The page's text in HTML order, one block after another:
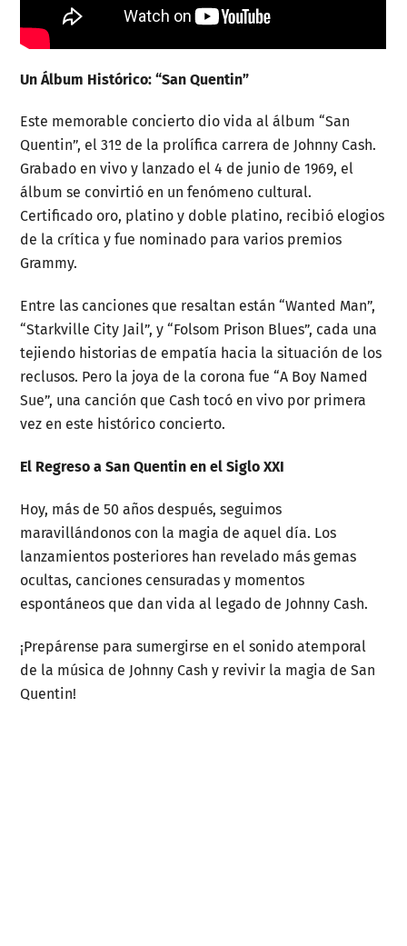
Un Álbum Histórico: “San Quentin”
Este memorable concierto dio vida al álbum “San
Quentin”, el 31º de la prolífica carrera de Johnny Cash.
Grabado en vivo y lanzado el 4 de junio de 1969, el
álbum se convirtió en un fenómeno cultural.
Certificado oro, platino y doble platino, recibió elogios
de la crítica y fue nominado para varios premios
Grammy.
Entre las canciones que resaltan están “Wanted Man”,
“Starkville City Jail”, y “Folsom Prison Blues”, cada una
tejiendo historias de empatía hacia la situación de los
reclusos. Pero la joya de la corona fue “A Boy Named
Sue”, una canción que Cash tocó en vivo por primera
vez en este histórico concierto.
El Regreso a San Quentin en el Siglo XXI
Hoy, más de 50 años después, seguimos
maravillándonos con la magia de aquel día. Los
lanzamientos posteriores han revelado más gemas
ocultas, canciones censuradas y momentos
espontáneos que dan vida al legado de Johnny Cash.
¡Prepárense para sumergirse en el sonido atemporal
de la música de Johnny Cash y revivir la magia de San
Quentin!